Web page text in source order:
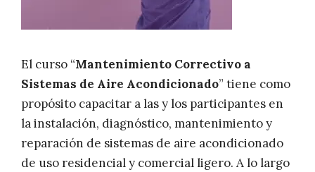
El curso “Mantenimiento Correctivo a
Sistemas de Aire Acondicionado” tiene como
propósito capacitar a las y los participantes en
la instalación, diagnóstico, mantenimiento y
reparación de sistemas de aire acondicionado
de uso residencial y comercial ligero. A lo largo